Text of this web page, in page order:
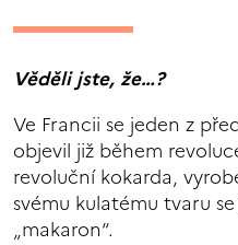
Věděli jste, že…?
Ve Francii se jeden z
objevil již během
revoluční kokarda,
svému kulatému tvaru
„makaron“.